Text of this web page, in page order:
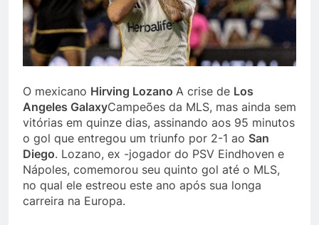
O mexicano Hirving Lozano A crise de Los
Angeles GalaxyCampeões da MLS, mas ainda sem
vitórias em quinze dias, assinando aos 95 minutos
o gol que entregou um triunfo por 2-1 ao San
Diego. Lozano, ex -jogador do PSV Eindhoven e
Nápoles, comemorou seu quinto gol até o MLS,
no qual ele estreou este ano após sua longa
carreira na Europa.